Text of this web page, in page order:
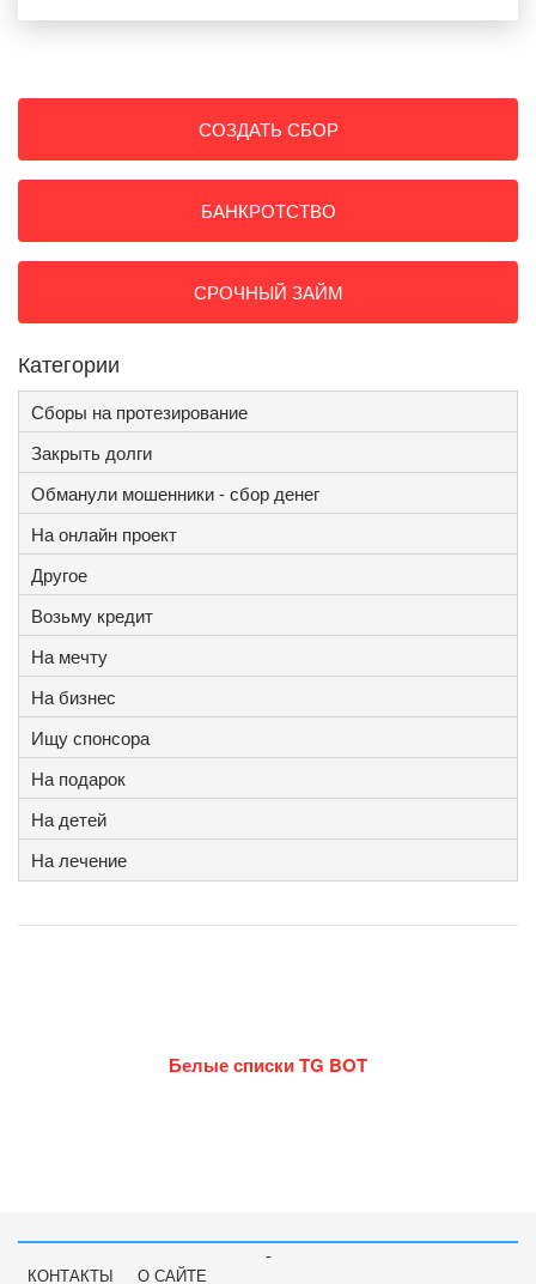
СОЗДАТЬ СБОР
БАНКРОТСТВО
СРОЧНЫЙ ЗАЙМ
Категории
Сборы на протезирование
Закрыть долги
Обманули мошенники - сбор денег
На онлайн проект
Другое
Возьму кредит
На мечту
На бизнес
Ищу спонсора
На подарок
На детей
На лечение
Белые списки TG BOT
-
КОНТАКТЫ О САЙТЕ